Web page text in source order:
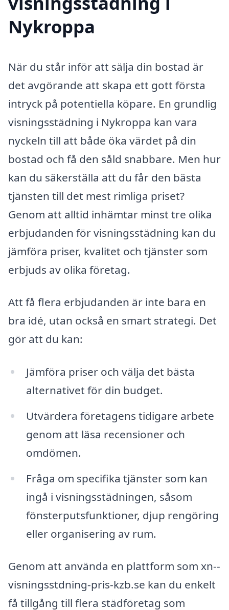
Nykroppa
När du står inför att sälja din bostad är
det avgörande att skapa ett gott första
intryck på potentiella köpare. En grundlig
visningsstädning i Nykroppa kan vara
nyckeln till att både öka värdet på din
bostad och få den såld snabbare. Men hur
kan du säkerställa att du får den bästa
tjänsten till det mest rimliga priset?
Genom att alltid inhämtar minst tre olika
erbjudanden för visningsstädning kan du
jämföra priser, kvalitet och tjänster som
erbjuds av olika företag.
Att få flera erbjudanden är inte bara en
bra idé, utan också en smart strategi. Det
gör att du kan:
Jämföra priser och välja det bästa
alternativet för din budget.
Utvärdera företagens tidigare arbete
genom att läsa recensioner och
omdömen.
Fråga om specifika tjänster som kan
ingå i visningsstädningen, såsom
fönsterputsfunktioner, djup rengöring
eller organisering av rum.
Genom att använda en plattform som xn--
visningsstdning-pris-kzb.se kan du enkelt
få tillgång till flera städföretag som